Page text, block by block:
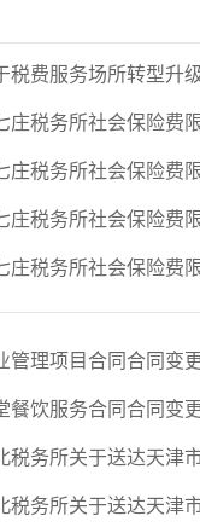
税费服务场所转型升
庄税务所社会保险费
庄税务所社会保险费
庄税务所社会保险费
庄税务所社会保险费
管理项目合同合同变
餐饮服务合同合同变
务所关于送达天津
务所关于送达天津